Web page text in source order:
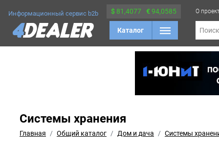
Информационный сервис b2b $ 81,4077 €94,0585
Каталог
О
Поиск
Системы хранения
Главная Общий каталог Дом и дача Системы